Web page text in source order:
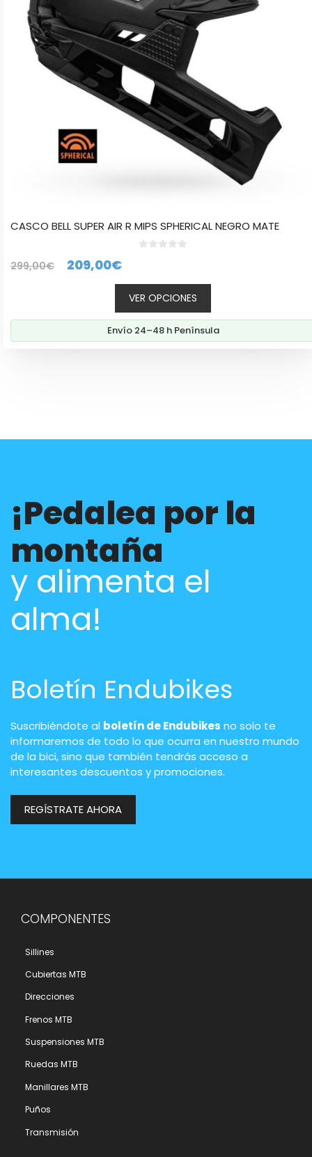
CASCO BELL SUPER AIR R MIPS SPHERICAL NEGRO MATE
299,00€
El
era:
299,00€.
209,00€El
precio
actual
es:
209,00€.
VER OPCIONES
pueden
elegir
Envío 24–48 h Península
¡Pedalea por la
montaña
y alimenta el
alma!
Boletín Endubikes
Suscribiéndote al boletín de Endubikes no solo te
informaremos de todo lo que ocurra en nuestro mundo
de la bici, sino que también tendrás acceso a
interesantes descuentos y promociones.
REGÍSTRATE AHORA
COMPONENTES
Sillines
Cubiertas MTB
Direcciones
Frenos MTB
Suspensiones MTB
Ruedas MTB
Manillares MTB
Puños
Transmisión